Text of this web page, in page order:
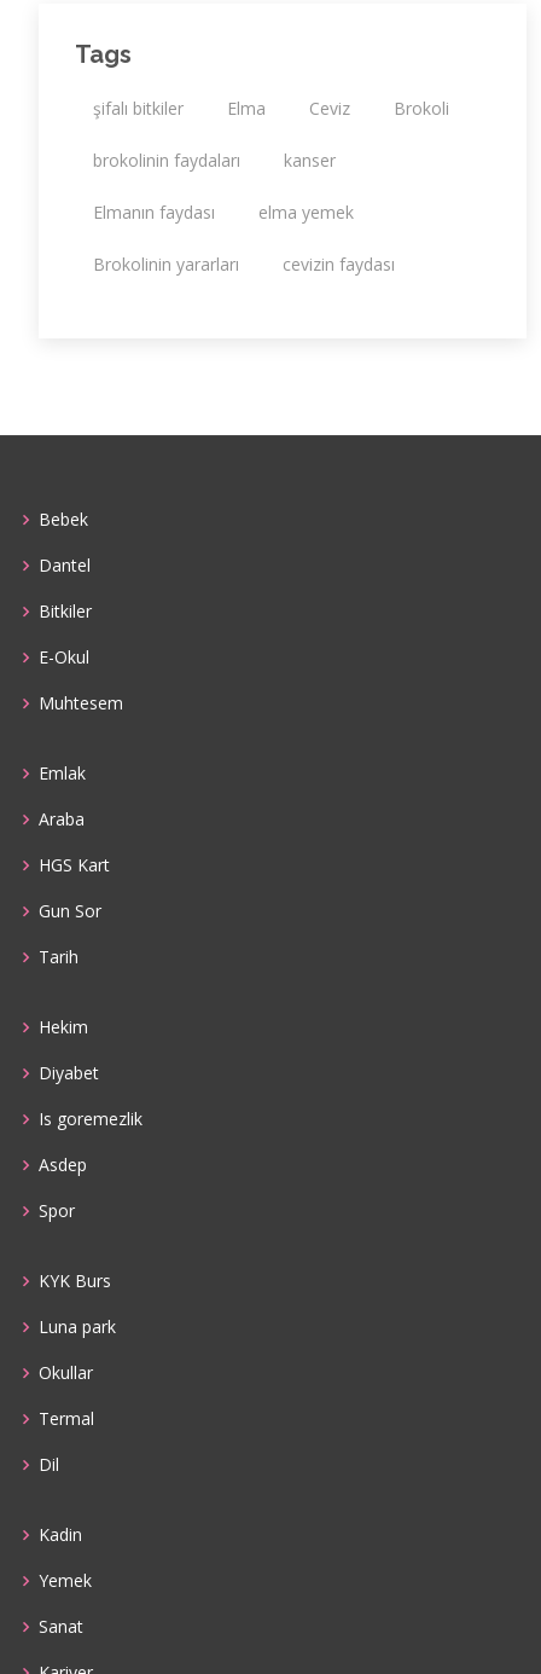
Tags
şifalı bitkiler Elma Ceviz Brokoli
brokolinin faydaları kanser
Elmanın faydası elma yemek
Brokolinin yararları cevizin faydası
Bebek
Dantel
Bitkiler
E-Okul
Muhtesem
Emlak
Araba
HGS Kart
Gun Sor
Tarih
Hekim
Diyabet
Is goremezlik
Asdep
Spor
KYK Burs
Luna park
Okullar
Termal
Dil
Kadin
Yemek
Sanat